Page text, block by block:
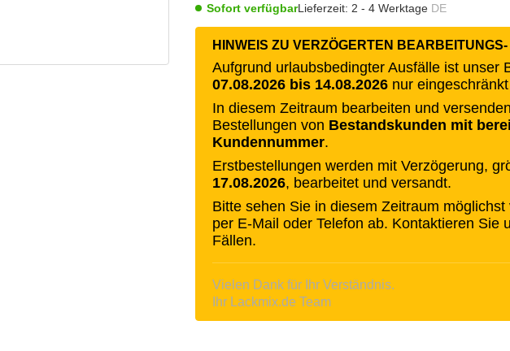
Sofort verfügbarLieferzeit: 2 - 4 Werktage DE
HINWEIS ZU VERZÖGERTEN
Aufgrund urlaubsbedingter Ausfälle ist unser
07.08.2026 bis 14.08.2026 nur
In diesem Zeitraum bearbeiten und
Bestellungen von Bestandskunden mit
Kundennummer.
Erstbestellungen werden mit Verzögerung,
17.08.2026, bearbeitet und versandt.
Bitte sehen Sie in diesem Zeitraum
per E-Mail oder Telefon ab. Kontaktieren Sie
Fällen.
Vielen Dank für Ihr Verständnis.
Ihr Lackmix.de Team